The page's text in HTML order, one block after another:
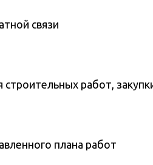
связи
работ,
плана работ